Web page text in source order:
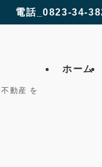
電話_0823-34-
動産 を
ホーム